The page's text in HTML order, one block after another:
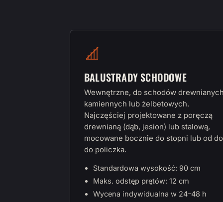
BALUSTRADY SCHODOWE
Wewnętrzne, do schodów
kamiennych lub żelbetowych.
Najczęściej projektowane z poręczą
drewnianą (dąb, jesion) lub stalową,
mocowane bocznie do stopni lub od
do policzka.
Standardowa wysokość: 90 cm
Maks. odstęp prętów: 12 cm
Wycena indywidualna w 24–48 h